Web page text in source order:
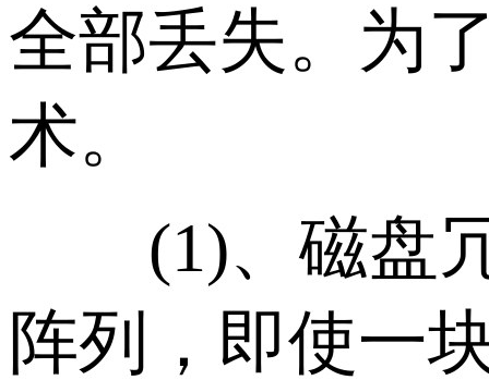
全部丢失。为
术。
(1)、磁盘冗
阵列，即使一